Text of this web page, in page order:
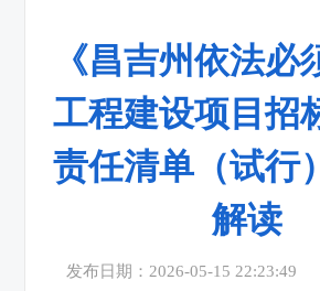
《昌吉州依法必
工程建设项目招
责任清单（试行
解读
发布日期：2026-05-15 22:23:49